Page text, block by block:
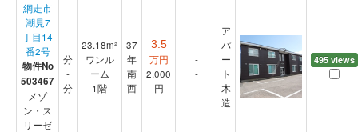
網走市
潮見7
丁目14
番2号
物件No
503467
メゾ
ン・ス
リーゼ
-
分
-
分
23.18m²
ワンル
ーム
1階
37
年
南
西
3.5
万円
2,000
円
-
-
ア
パ
ー
ト
木
造
495 views